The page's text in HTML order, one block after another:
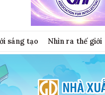
sáng tạo Nhìn ra thế giới